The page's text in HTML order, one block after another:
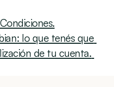
lo que tenés que
de tu cuenta.